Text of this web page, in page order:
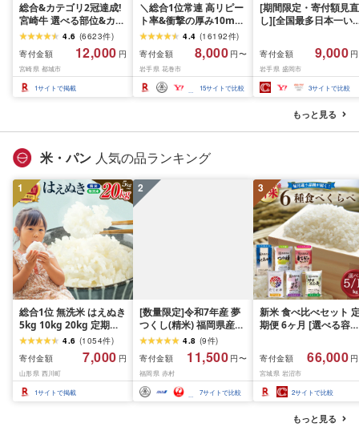
総合&カテゴリ2冠達成!
宮崎牛 選べる部位&カッ
ト (赤身&霜降り)or(赤身
のみ) 500g 1kg 2kg[発
送時期が選べる] 牛肉 焼
肉 すき焼き しゃぶしゃ
ぶ ステーキ ギフト お中
4.6 (6623件)
寄付金額
12,000 円
宮崎県 都城市
1サイトで掲載
＼総合1位常連 高リピー
ト率&衝撃の厚み10mm
厚切り牛タン 塩味/ ≪ス
ピード発送!!10営業日以
内発送≫ 選べる内容量
500g / 1kg 定期便 毎月
届く 牛肉 肉 BBQ ふるさ
と 人気 ランキング 岩手
4.4 (16192件)
寄付金額
8,000 円〜
岩手県 花巻市
15サイトで比較
[期間限定・寄付額見直
し][全国最多日本一い
1.5kg(150g×10個) い
て牛 × 岩中豚 ハンバー
グ 合挽き 合い挽き 黒
和牛 人気 冷凍 個包装
分け 冷凍 牛肉 豚肉 和
ビーフ ポーク はんば
ぐ 挽肉 お肉 ミンチ 肉
お弁当 hannba-gu ラ
寄付金額 9,000
岩手県 盛岡市
3サイトで比較
もっと見る
米・パン 人気の品ランキング
1
総合1位 無洗米 はえぬき
5kg 10kg 20kg 定期便
も選べる レビュー高評
価 山形県産 令和7年産
選べる内容量 発送時期
定期便 3ヶ月 6ヶ月 3回
6回 3か月 6か月 ランキ
4.6 (1054件)
寄付金額
7,000 円
山形県 西川町
1サイトで掲載
2
[数量限定]令和7年産 夢
つくし(精米) 福岡県産ブ
ランド米 10kg (品
番:3X11R7)
4.8 (9件)
寄付金額
11,500 円〜
福岡県 赤村
7サイトで比較
3
新米 食べ比べセット
期便 6ヶ月 [選べる容
ん つきあかり つや姫
じのきらめき だて正夢
ひとめぼれ ササニシキ
セット 銘柄米 味比べ
リエーション お楽しみ
食味 毎日の食卓 毎月
わる 色々試せる 志賀
寄付金額 66,000
宮城県 岩沼市
2サイトで比較
もっと見る